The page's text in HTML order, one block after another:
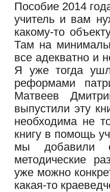
Пособие 2014
учитель и вам
какому-то
Там на
все адекватно и
Я уже тогда
реформами
Матвеев
выпустили эту
необходима не
книгу в помощь
мы добавили
методические
уже можно
какая-то